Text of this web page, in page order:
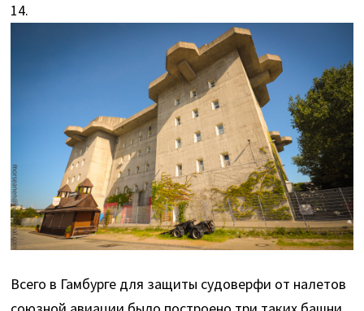
14.
Всего в Гамбурге для защиты судоверфи от налетов